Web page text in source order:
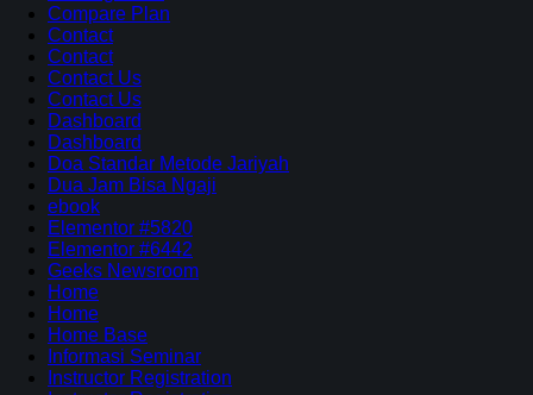
Compare Plan
Contact
Contact
Contact Us
Contact Us
Dashboard
Dashboard
Doa Standar Metode Jariyah
Dua Jam Bisa Ngaji
ebook
Elementor #5820
Elementor #6442
Geeks Newsroom
Home
Home
Home Base
Informasi Seminar
Instructor Registration